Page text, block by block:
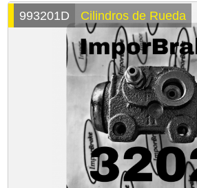
993201D Cilindros de Rueda